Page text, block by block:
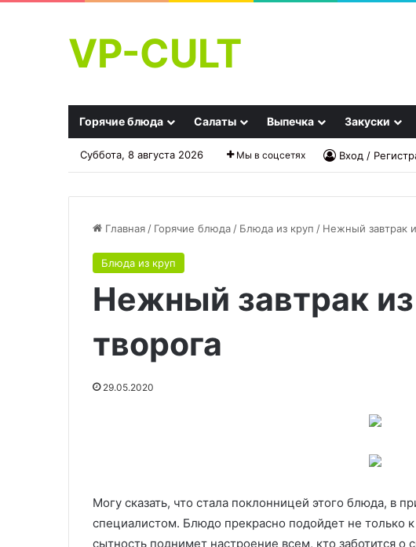
VP-CULT
Горячие блюда Салаты Выпечка Закуски
Суббота, 8 августа 2026 Мы в соцсетях Вход /
Главная / Горячие блюда / Блюда из круп / Нежный завтрак
Блюда из круп
Нежный завтрак
творога
29.05.2020
Могу сказать, что стала поклонницей этого блюда, в
специалистом. Блюдо прекрасно подойдет не только к
сытность поднимет настроение всем, кто заботится о
Праздничный салат
«Любимчик» — лучший, среди
Богов»
Торт «Пища Богов»